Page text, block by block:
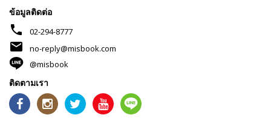
ข้อมูลติดต่อ
phone 02-294-8777
mail
no-reply@misbook.com
@misbook
ติดตามเรา